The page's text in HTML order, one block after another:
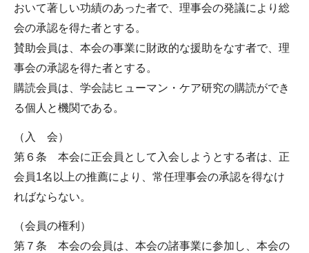
おいて著しい功績のあった者で、理事会の発議により総
会の承認を得た者とする。
賛助会員は、本会の事業に財政的な援助をなす者で、理
事会の承認を得た者とする。
購読会員は、学会誌ヒューマン・ケア研究の購読ができ
る個人と機関である。
（入 会）
第６条 本会に正会員として入会しようとする者は、正
会員1名以上の推薦により、常任理事会の承認を得なけ
ればならない。
（会員の権利）
第７条 本会の会員は、本会の諸事業に参加し、本会の